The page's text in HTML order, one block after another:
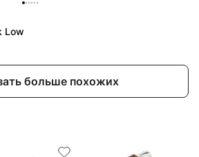
Low
больше похожих